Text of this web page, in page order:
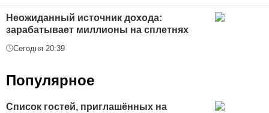
Неожиданный источник дохода:
зарабатывает миллионы на сплетнях
Сегодня 20:39
Популярное
Список гостей, приглашённых на